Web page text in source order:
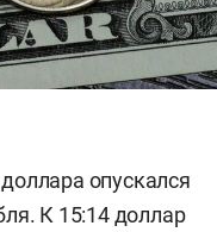
опускался
К 15:14 доллар